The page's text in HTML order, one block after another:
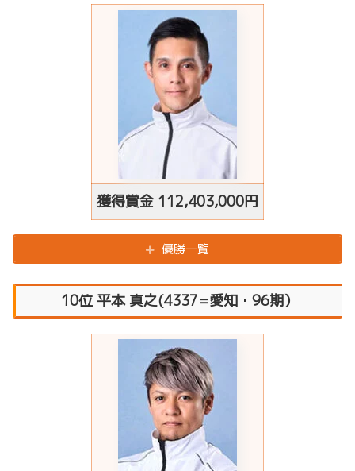
獲得賞金 112,403,000円
優勝一覧
10位 平本 真之(4337=愛知・96期）